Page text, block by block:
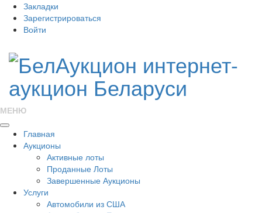
Закладки
Зарегистрироваться
Войти
МЕНЮ
Главная
Аукционы
Активные лоты
Проданные Лоты
Завершенные Аукционы
Услуги
Автомобили из США